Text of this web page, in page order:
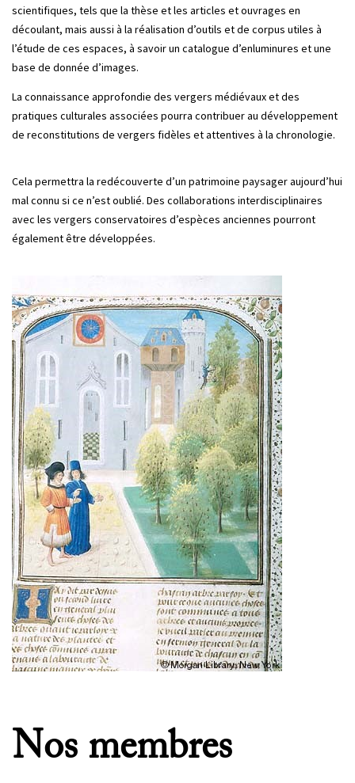
scientifiques, tels que la thèse et les articles et ouvrages en
découlant, mais aussi à la réalisation d’outils et de corpus utiles à
l’étude de ces espaces, à savoir un catalogue d’enluminures et une
base de donnée d’images.
La connaissance approfondie des vergers médiévaux et des
pratiques culturales associées pourra contribuer au développement
de reconstitutions de vergers fidèles et attentives à la chronologie.
Cela permettra la redécouverte d’un patrimoine paysager aujourd’hui
mal connu si ce n’est oublié. Des collaborations interdisciplinaires
avec les vergers conservatoires d’espèces anciennes pourront
également être développées.
Nos membres